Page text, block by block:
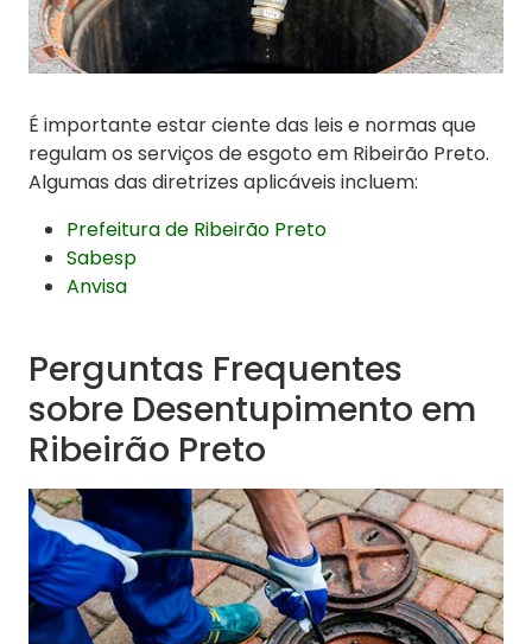
É importante estar ciente das leis e normas que
regulam os serviços de esgoto em Ribeirão Preto.
Algumas das diretrizes aplicáveis incluem:
Prefeitura de Ribeirão Preto
Sabesp
Anvisa
Perguntas Frequentes
sobre Desentupimento em
Ribeirão Preto